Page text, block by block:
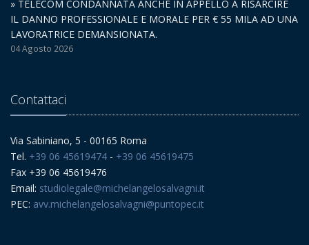
» TELECOM CONDANNATA ANCHE IN APPELLO A RISARCIRE
IL DANNO PROFESSIONALE E MORALE PER € 55 MILA AD UNA
LAVORATRICE DEMANSIONATA.
04 Agosto 2026
Contattaci
Via Sabiniano, 5 - 00165 Roma
Tel. +39 06 45619474 - +39 06 45619475
Fax +39 06 45619476
Email: studiolegale@michelangelosalvagni.it
PEC: avv.michelangelosalvagni@puntopec.it